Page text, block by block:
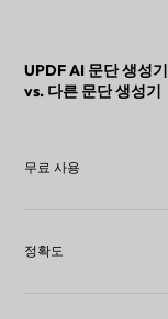
UPDF AI 문단 생성기
vs. 다른 문단 생성기
무료 사용
정확도